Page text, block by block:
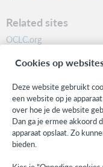
Related sites
OCLC.org
Community
Research
WebJunction
Developer Network
Stay in the know.
Get the latest product
Cookies op
Deze website gebruikt
een website op je
over hoe je de website
Dan ga je ermee akkoord
apparaat opslaat. Zo
bieden.